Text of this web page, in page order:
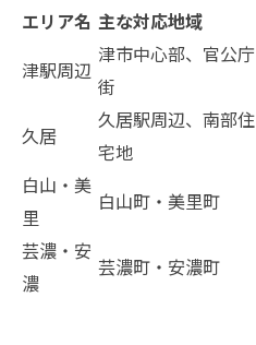
エリア名 主な対応地域
津駅周辺
津市中心部、官公庁
街
久居
久居駅周辺、南部住
宅地
白山・美
里
白山町・美里町
芸濃・安
濃
芸濃町・安濃町